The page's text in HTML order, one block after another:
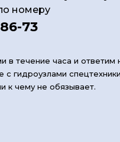
номеру
73
в течение часа и ответим
с гидроузлами
к чему не обязывает.